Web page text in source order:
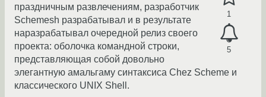
1
5
праздничным развлечениям, разработчик
Schemesh разрабатывал и в результате
наразрабатывал очередной релиз своего
проекта: оболочка командной строки,
представляющая собой довольно
элегантную амальгаму синтаксиса Chez Scheme и
классического UNIX Shell.